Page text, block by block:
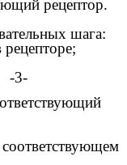
рецептор.
шага: